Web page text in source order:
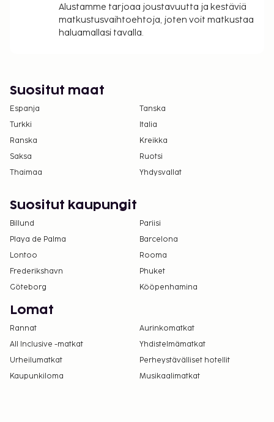
Alustamme tarjoaa joustavuutta ja kestäviä
matkustusvaihtoehtoja, joten voit matkustaa
haluamallasi tavalla.
Suositut maat
Espanja
Tanska
Turkki
Italia
Ranska
Kreikka
Saksa
Ruotsi
Thaimaa
Yhdysvallat
Suositut kaupungit
Billund
Pariisi
Playa de Palma
Barcelona
Lontoo
Rooma
Frederikshavn
Phuket
Göteborg
Kööpenhamina
Lomat
Rannat
Aurinkomatkat
All Inclusive -matkat
Yhdistelmämatkat
Urheilumatkat
Perheystävälliset hotellit
Kaupunkiloma
Musikaalimatkat